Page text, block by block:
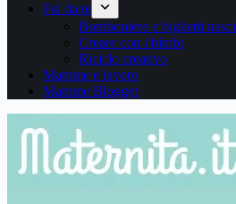
Fai da te
Bomboniere e biglietti
Creare con i bimbi
Riciclo creativo
Mamme e lavoro
Mamme Blogger